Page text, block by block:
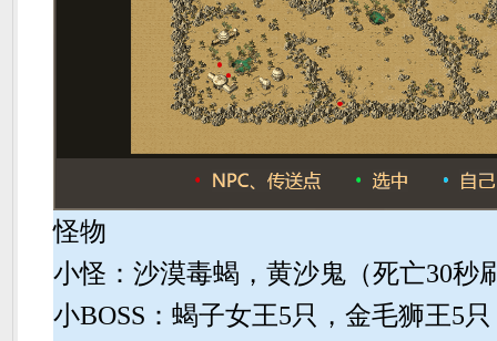
怪物
小怪：沙漠毒蝎，黄沙鬼（死亡30秒
小BOSS：蝎子女王5只，金毛狮王5